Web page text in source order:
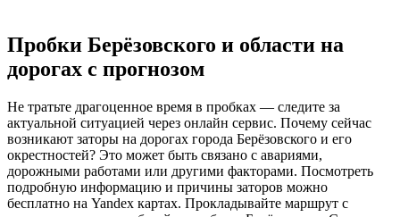
Пробки Берёзовского и области на
дорогах с прогнозом
Не тратьте драгоценное время в пробках — следите за
актуальной ситуацией через онлайн сервис. Почему сейчас
возникают заторы на дорогах города Берёзовского и его
окрестностей? Это может быть связано с авариями,
дорожными работами или другими факторами. Посмотреть
подробную информацию и причины заторов можно
бесплатно на Yandex картах. Прокладывайте маршрут с